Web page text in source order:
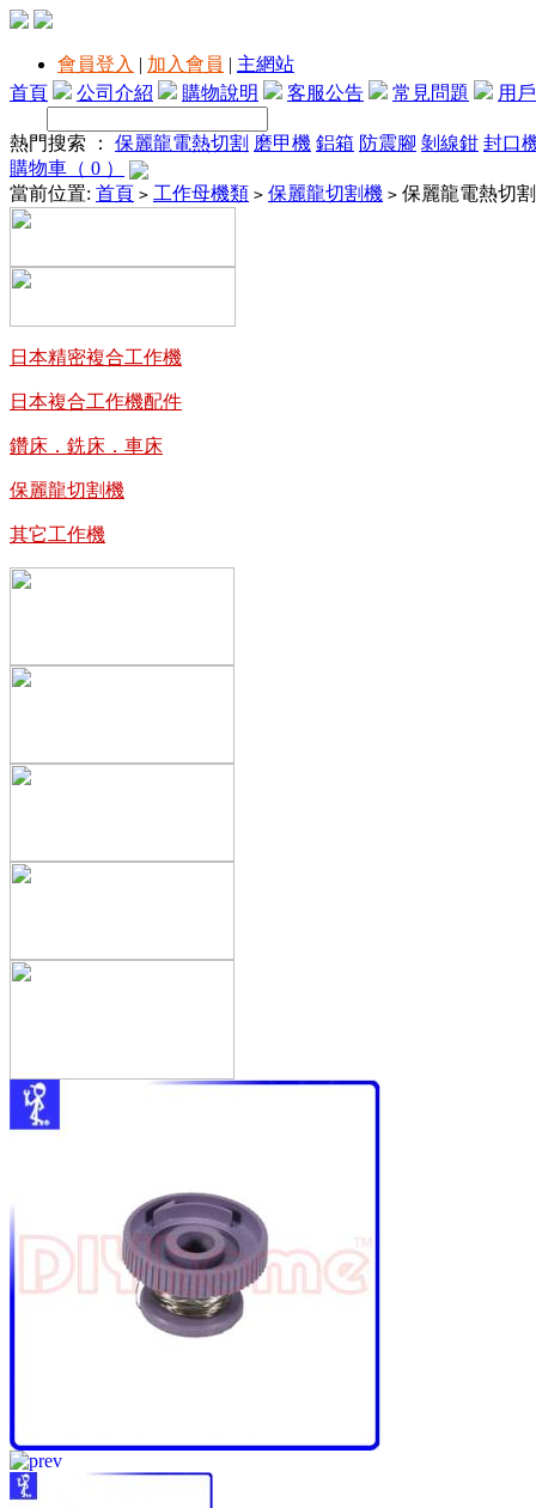
會員登入 | 加入會員 | 主網站
首頁
公司介紹 購物說明 客服公告 常見問題 用
熱門搜索 ： 保麗龍電熱切割 磨甲機 鋁箱 防震腳 剝線鉗 封口
購物車（ 0 ）
當前位置: 首頁 > 工作母機類 > 保麗龍切割機 > 保麗龍電熱切
日本精密複合工作機
日本複合工作機配件
鑽床．銑床．車床
保麗龍切割機
其它工作機